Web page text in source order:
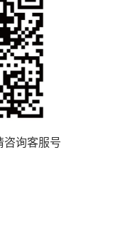
咨询客服号